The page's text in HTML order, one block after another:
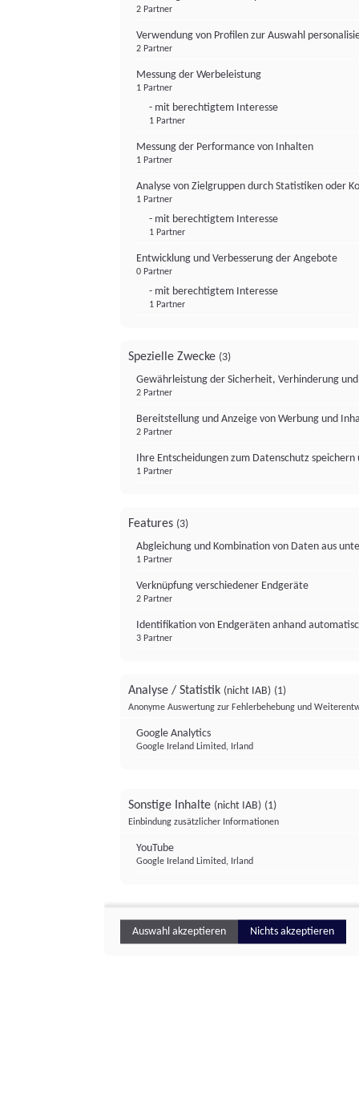
2 Partner
Verwendung von Profilen zur Auswahl
2 Partner
Messung der Werbeleistung
1 Partner
- mit berechtigtem Interesse
1 Partner
Messung der Performance von Inhalten
1 Partner
Analyse von Zielgruppen durch Statistiken oder
1 Partner
- mit berechtigtem Interesse
1 Partner
Entwicklung und Verbesserung der Angebote
0 Partner
- mit berechtigtem Interesse
1 Partner
Spezielle Zwecke (3)
Gewährleistung der Sicherheit, Verhinderung
2 Partner
Bereitstellung und Anzeige von Werbung und
2 Partner
Ihre Entscheidungen zum Datenschutz
1 Partner
Features (3)
Abgleichung und Kombination von Daten aus
1 Partner
Verknüpfung verschiedener Endgeräte
2 Partner
Identifikation von Endgeräten anhand
3 Partner
Analyse / Statistik (nicht IAB) (1)
Anonyme Auswertung zur Fehlerbehebung und
Google Analytics
Google Ireland Limited, Irland
Sonstige Inhalte (nicht IAB) (1)
Einbindung zusätzlicher Informationen
YouTube
Google Ireland Limited, Irland
Auswahl akzeptieren Nichts akzeptieren